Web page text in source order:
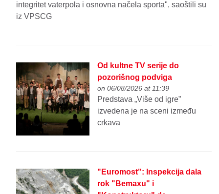
integritet vaterpola i osnovna načela sporta", saoštili su
iz VPSCG
Od kultne TV serije do
pozorišnog podviga
on 06/08/2026 at 11:39
Predstava „Više od igre”
izvedena je na sceni između
crkava
"Euromost": Inspekcija dala
rok "Bemaxu" i